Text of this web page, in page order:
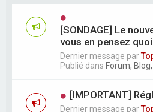
[SONDAGE] Le
vous en pensez
Dernier message par
Publié dans Forum, Blog,
[IMPORTANT]
Dernier message par